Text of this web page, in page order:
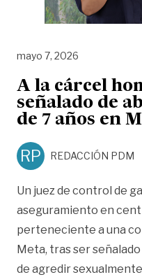
mayo 7, 2026
A la cárcel
señalado de
de 7 años en
RP REDACCIÓN PDM
Un juez de control de
aseguramiento en
perteneciente a una
Meta, tras ser
de agredir